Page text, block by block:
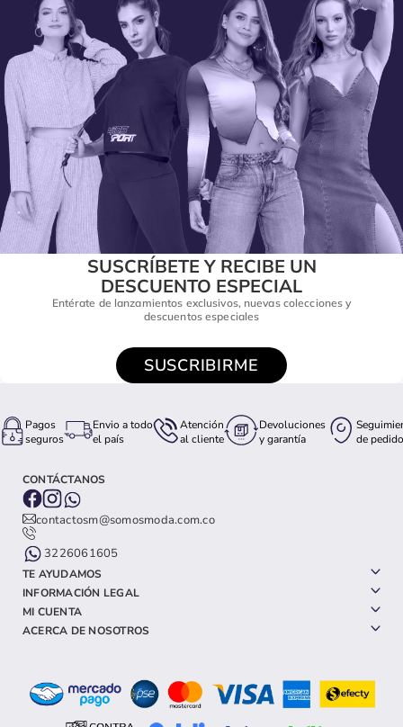
SUSCRÍBETE Y RECIBE UN
DESCUENTO ESPECIAL
Entérate de lanzamientos exclusivos, nuevas colecciones y
descuentos especiales
SUSCRIBIRME
Pagos
seguros
Envio a todo
el país
Atención
al cliente
Devoluciones
y garantía
de pedido
CONTÁCTANOS
contactosm@somosmoda.com.co
3226061605
TE AYUDAMOS
INFORMACIÓN LEGAL
MI CUENTA
ACERCA DE NOSOTROS